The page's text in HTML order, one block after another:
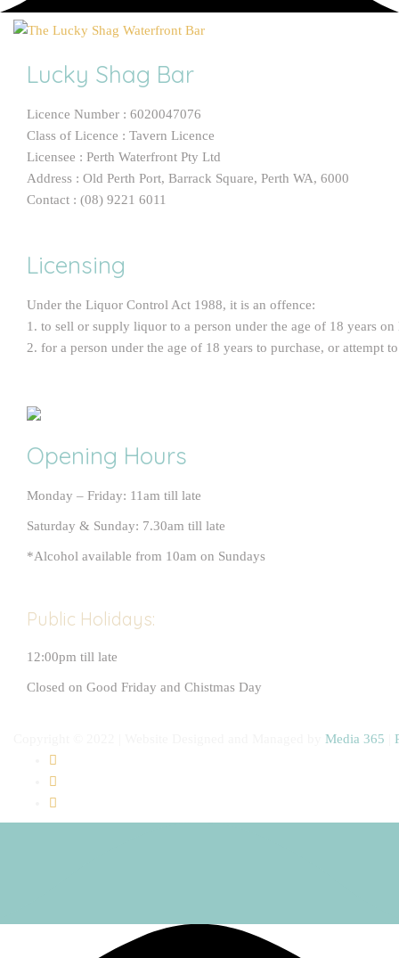
Lucky Shag Bar
Licence Number : 6020047076
Class of Licence : Tavern Licence
Licensee : Perth Waterfront Pty Ltd
Address : Old Perth Port, Barrack Square, Perth WA, 6000
Contact : (08) 9221 6011
Licensing
Under the Liquor Control Act 1988, it is an offence:
1. to sell or supply liquor to a person under the age of 18 years
2. for a person under the age of 18 years to purchase, or attempt
Opening Hours
Monday – Friday: 11am till late
Saturday & Sunday: 7.30am till late
*Alcohol available from 10am on Sundays
Public Holidays:
12:00pm till late
Closed on Good Friday and Chistmas Day
Media 365